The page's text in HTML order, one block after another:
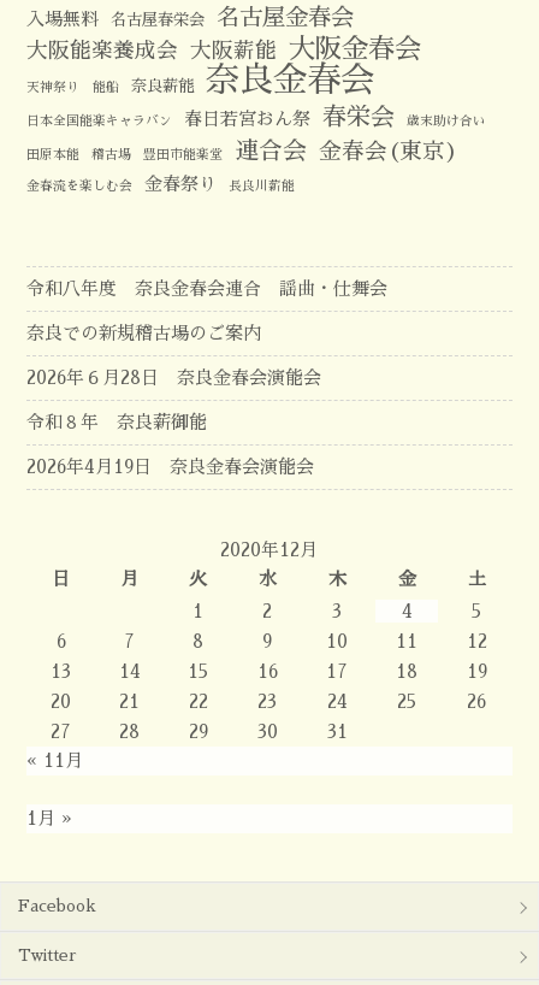
入場無料 名古屋春栄会 名古屋金春会
大阪能楽養成会 大阪薪能 大阪金春会
天神祭り 能船 奈良薪能 奈良金春会
日本全国能楽キャラバン 春日若宮おん祭 春栄会 歳末助け合い
田原本能 稽古場 豊田市能楽堂 連合会 金春会(東京)
金春流を楽しむ会 金春祭り 長良川薪能
令和八年度 奈良金春会連合 謡曲・仕舞会
奈良での新規稽古場のご案内
2026年６月28日 奈良金春会演能会
令和８年 奈良薪御能
2026年4月19日 奈良金春会演能会
2020年12月
日
月 火 水 木 金
土
1
2 3 4
5
6
7 8 9 10 11
12
13
14 15 16 17 18
19
20
21 22 23 24 25
26
27
28 29 30
31
« 11月
1月 »
Facebook
Twitter